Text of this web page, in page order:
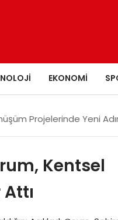
EKONOMI
Projelerinde Yeni
Kentsel